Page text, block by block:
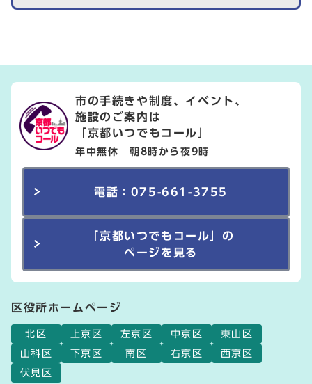
市の手続きや制度、イベント、
施設のご案内は
「京都いつでもコール」
年中無休 朝8時から夜9時
電話：075-661-3755
「京都いつでもコール」の
ページを見る
区役所ホームページ
北区 上京区 左京区 中京区
東山区
山科区
下京区 南区 右京区
西京区
伏見区